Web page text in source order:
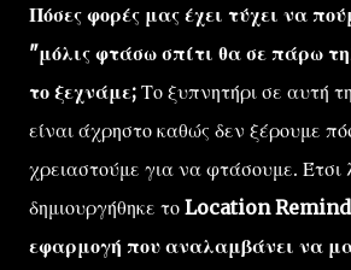
Πόσες φορές μας έχει τύχει να
"μόλις φτάσω σπίτι θα σε πάρω
το ξεχνάμε; Το ξυπνητήρι σε αυτή
είναι άχρηστο καθώς δεν ξέρουμε
χρειαστούμε για να φτάσουμε. Έτσι
δημιουργήθηκε το Location
εφαρμογή που αναλαμβάνει να